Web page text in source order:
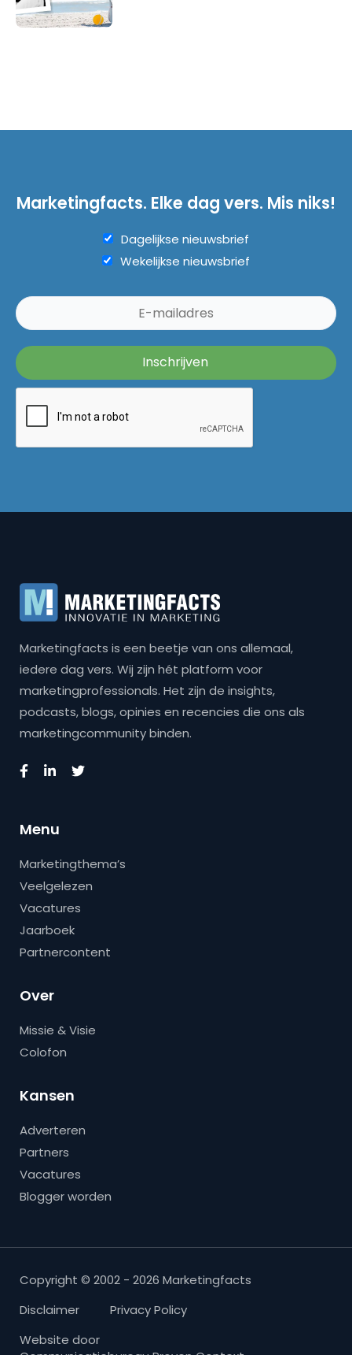
Marketingfacts. Elke dag vers. Mis niks!
Dagelijkse nieuwsbrief
Wekelijkse nieuwsbrief
Marketingfacts is een beetje van ons allemaal,
iedere dag vers. Wij zijn hét platform voor
marketingprofessionals. Het zijn de insights,
podcasts, blogs, opinies en recencies die ons als
marketingcommunity binden.
Menu
Marketingthema’s
Veelgelezen
Vacatures
Jaarboek
Partnercontent
Over
Missie & Visie
Colofon
Kansen
Adverteren
Partners
Vacatures
Blogger worden
Copyright © 2002 - 2026 Marketingfacts
Disclaimer
Privacy Policy
Website door